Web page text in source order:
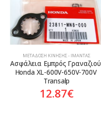
ΜΕΤΆΔΟΣΗ ΚΊΝΗΣΗΣ - ΙΜΆΝΤΑΣ
Ασφάλεια Εμπρός Γραναζιού
Honda XL-600V-650V-700V
Transalp
12.87€